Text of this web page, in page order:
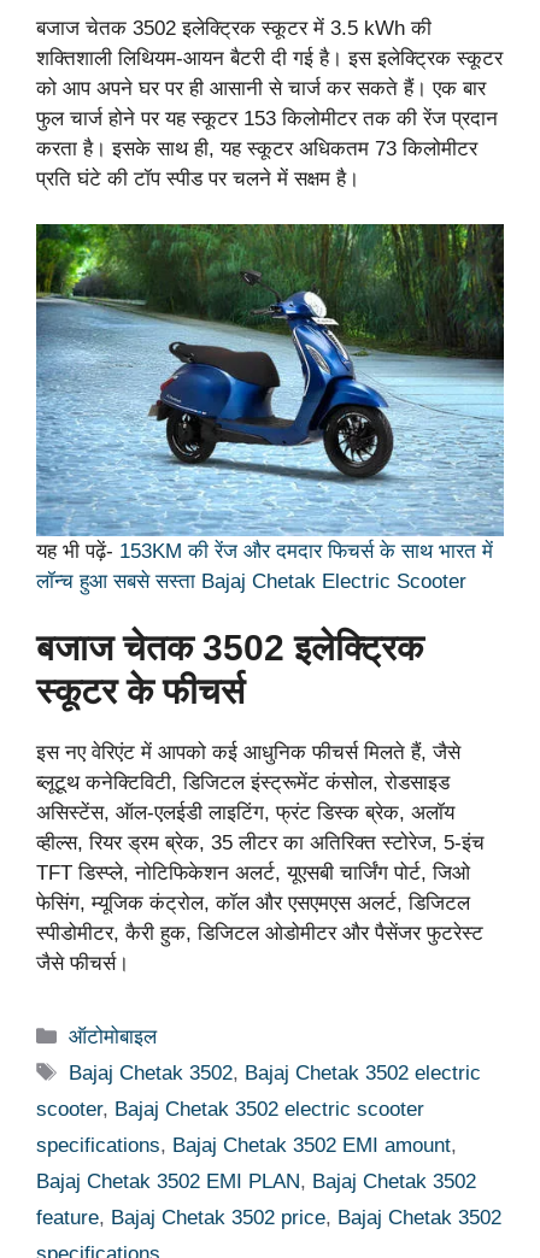
बजाज चेतक 3502 इलेक्ट्रिक स्कूटर में 3.5 kWh की
शक्तिशाली लिथियम-आयन बैटरी दी गई है। इस इलेक्ट्रिक स्कूटर
को आप अपने घर पर ही आसानी से चार्ज कर सकते हैं। एक बार
फुल चार्ज होने पर यह स्कूटर 153 किलोमीटर तक की रेंज प्रदान
करता है। इसके साथ ही, यह स्कूटर अधिकतम 73 किलोमीटर
प्रति घंटे की टॉप स्पीड पर चलने में सक्षम है।
यह भी पढ़ें- 153KM की रेंज और दमदार फिचर्स के साथ भारत में
लॉन्च हुआ सबसे सस्ता Bajaj Chetak Electric Scooter
बजाज चेतक 3502 इलेक्ट्रिक
स्कूटर के फीचर्स
इस नए वेरिएंट में आपको कई आधुनिक फीचर्स मिलते हैं, जैसे
ब्लूटूथ कनेक्टिविटी, डिजिटल इंस्ट्रूमेंट कंसोल, रोडसाइड
असिस्टेंस, ऑल-एलईडी लाइटिंग, फ्रंट डिस्क ब्रेक, अलॉय
व्हील्स, रियर ड्रम ब्रेक, 35 लीटर का अतिरिक्त स्टोरेज, 5-इंच
TFT डिस्प्ले, नोटिफिकेशन अलर्ट, यूएसबी चार्जिंग पोर्ट, जिओ
फेसिंग, म्यूजिक कंट्रोल, कॉल और एसएमएस अलर्ट, डिजिटल
स्पीडोमीटर, कैरी हुक, डिजिटल ओडोमीटर और पैसेंजर फुटरेस्ट
जैसे फीचर्स।
Categories
ऑटोमोबाइल
Tags
Bajaj Chetak 3502, Bajaj Chetak 3502 electric
scooter, Bajaj Chetak 3502 electric scooter
specifications, Bajaj Chetak 3502 EMI amount,
Bajaj Chetak 3502 EMI PLAN, Bajaj Chetak 3502
feature, Bajaj Chetak 3502 price, Bajaj Chetak 3502